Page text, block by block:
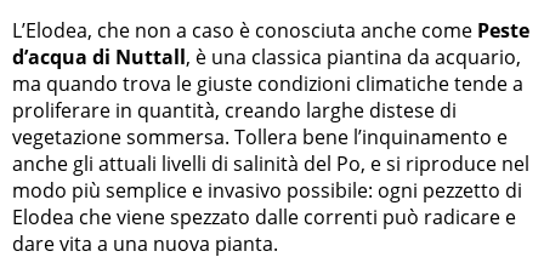
L’Elodea, che non a caso è conosciuta anche come Peste
d’acqua di Nuttall, è una classica piantina da acquario,
ma quando trova le giuste condizioni climatiche tende a
proliferare in quantità, creando larghe distese di
vegetazione sommersa. Tollera bene l’inquinamento e
anche gli attuali livelli di salinità del Po, e si riproduce nel
modo più semplice e invasivo possibile: ogni pezzetto di
Elodea che viene spezzato dalle correnti può radicare e
dare vita a una nuova pianta.